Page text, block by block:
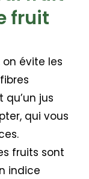
fruit
on évite les
jus
qui vous
fruits sont
indice